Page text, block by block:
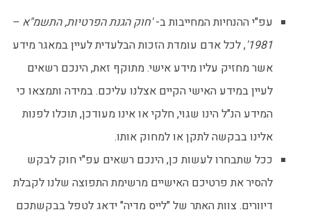
עפ"י ההנחיות המחייבות ב-'חוק הגנת הפרטיות, התשמ"א –
1981', לכל אדם עומדת הזכות הבלעדית לעיין במאגר מידע
אשר מחזיק עליו מידע אישי. מתוקף זאת, הינכם רשאים
לעיין במידע האישי הקיים אצלנו עליכם. במידה ותמצאו כי
המידע הנ"ל הינו שגוי, חלקי או אינו מעודכן, תוכלו לפנות
אלינו בבקשה לתקן או למחוק אותו.
ככל שתבחרו לעשות כן, הינכם רשאים עפ"י חוק לבקש
להסיר את פרטיכם האישיים מרשימת התפוצה שלנו לקבלת
דיוורים. צוות האתר של "לייס מדיה" ידאג לטפל בבקשתכם